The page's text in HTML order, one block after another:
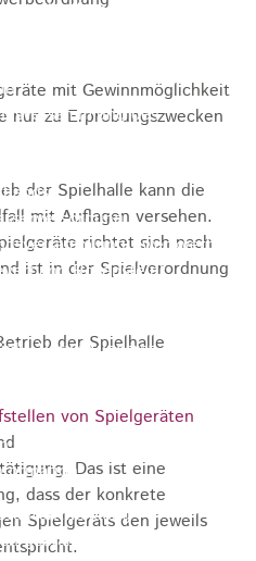
"Stiftung Heubach"
des
Zweckverband
Rosenstein"
- Verwaltungsrat
Aktuell
gestalten
mit Gewinnmöglichkeit
nur zu Erprobungszwecken
der Spielhalle kann die
mit Auflagen versehen.
richtet sich nach
ist in der Spielverordnung
der Spielhalle
von Spielgeräten
Das ist eine
dass der konkrete
Spielgeräts den jeweils